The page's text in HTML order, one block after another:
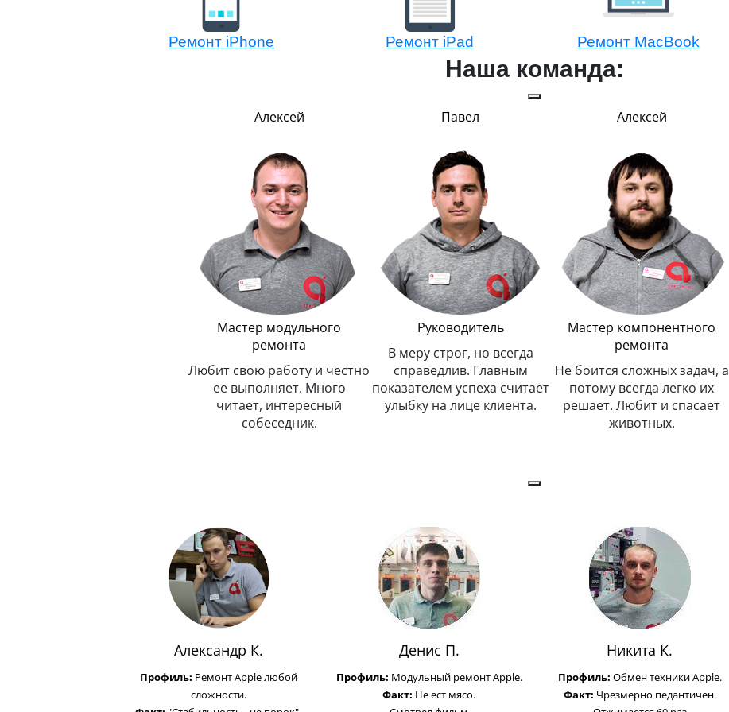
Ремонт iPhone Ремонт iPad Ремонт MacBook
Наша команда:
Алексей
Мастер модульного
ремонта
Любит свою работу и честно
ее выполняет. Много
читает, интересный
собеседник.
Павел
Руководитель
В меру строг, но всегда
справедлив. Главным
показателем успеха считает
улыбку на лице клиента.
Алексей
Мастер компонентного
ремонта
Не боится сложных задач, а
потому всегда легко их
решает. Любит и спасает
животных.
Александр К.
Профиль: Ремонт Apple любой
сложности.
Денис П.
Профиль: Модульный ремонт Apple.
Факт: Не ест мясо.
Никита К.
Профиль: Обмен техники Apple.
Факт: Чрезмерно педантичен.